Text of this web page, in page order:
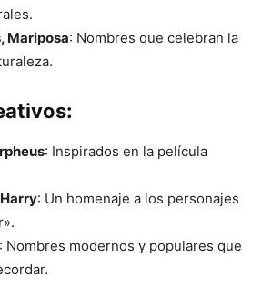
Mariposa: Nombres que celebran la
: Inspirados en la película
: Un homenaje a los personajes
: Nombres modernos y populares que